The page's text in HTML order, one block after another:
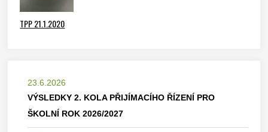
TPP 21.1.2020
23.6.2026
VÝSLEDKY 2. KOLA PŘIJÍMACÍHO ŘÍZENÍ PRO
ŠKOLNÍ ROK 2026/2027